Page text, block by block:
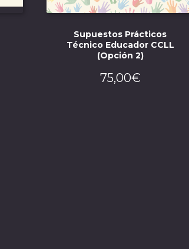
Supuestos Prácticos
Técnico Educador CCLL
(Opción 2)
75,00€